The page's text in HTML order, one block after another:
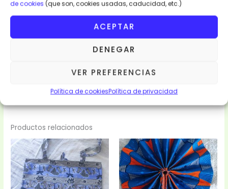
de cookies (que son, cookies usadas, caducidad, etc.)
ACEPTAR
DENEGAR
VER PREFERENCIAS
Política de cookiesPolítica de privacidad
ancho.Origen Senegal.
14 EUROS/UD.
14 EUROS/UNIDAD.21% IVA y Transporte Incluido.
Productos relacionados